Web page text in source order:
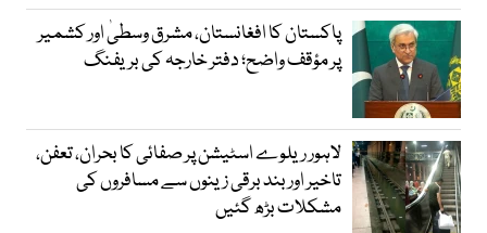
پاکستان کا افغانستان، مشرق وسطیٰ اور کشمیر
پر مؤقف واضح؛ دفتر خارجہ کی بریفنگ
لاہور ریلوے اسٹیشن پر صفائی کا بحران، تعفن،
تاخیر اور بند برقی زینوں سے مسافروں کی
مشکلات بڑھ گئیں